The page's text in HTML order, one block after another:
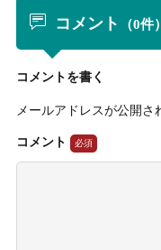
コメント （0件）
コメントを書く
メールアドレスが公開さ
コメント